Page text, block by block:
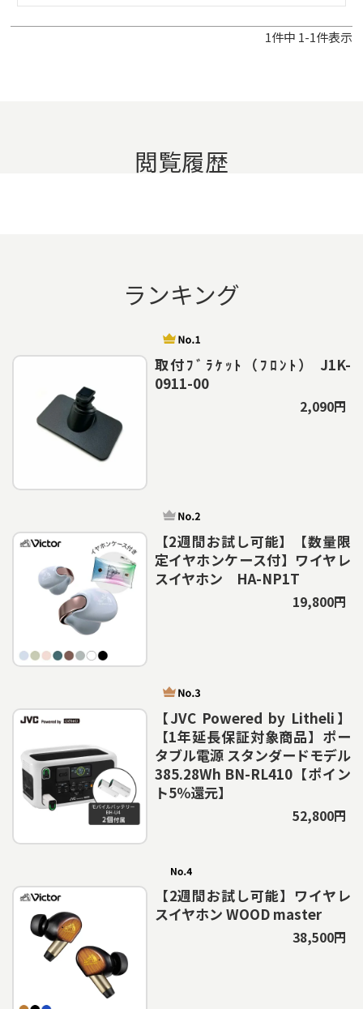
1件中 1-1件表示
閲覧履歴
ランキング
取付ﾌﾞﾗｹｯﾄ（ﾌﾛﾝﾄ） J1K-
0911-00
2,090円
【2週間お試し可能】【数量限
定イヤホンケース付】ワイヤレ
スイヤホン HA-NP1T
19,800円
【JVC Powered by Litheli】
【1年延長保証対象商品】ポー
タブル電源 スタンダードモデル
385.28Wh BN-RL410【ポイン
ト5％還元】
52,800円
【2週間お試し可能】ワイヤレ
スイヤホン WOOD master
38,500円